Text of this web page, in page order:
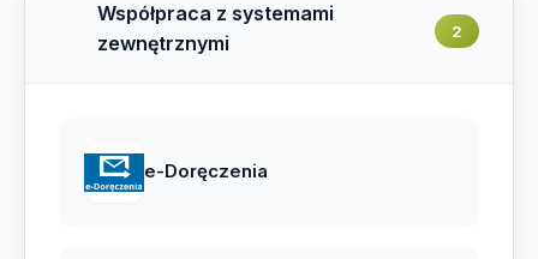
Współpraca z systemami
zewnętrznymi
2
e-Doręczenia